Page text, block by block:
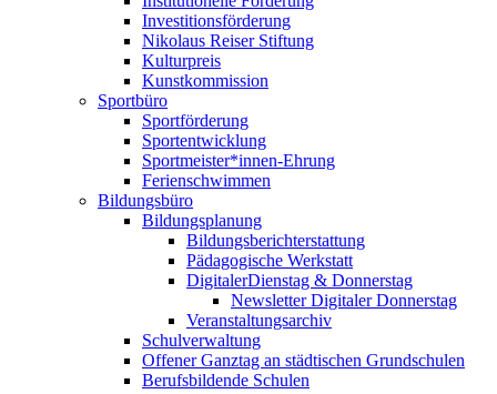
Investitionsförderung
Nikolaus Reiser Stiftung
Kulturpreis
Kunstkommission
Sportbüro
Sportförderung
Sportentwicklung
Sportmeister*innen-Ehrung
Ferienschwimmen
Bildungsbüro
Bildungsplanung
Bildungsberichterstattung
Pädagogische Werkstatt
DigitalerDienstag & Donnerstag
Newsletter Digitaler Donnerstag
Veranstaltungsarchiv
Schulverwaltung
Offener Ganztag an städtischen Grundschulen
Berufsbildende Schulen